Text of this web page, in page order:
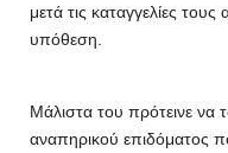
μετά τις καταγγελίες
υπόθεση.
Μάλιστα του πρότεινε
αναπηρικού επιδόματος